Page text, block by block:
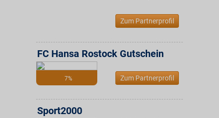
Zum Partnerprofil
7%
FC Hansa Rostock Gutschein
Zum Partnerprofil
Sport2000